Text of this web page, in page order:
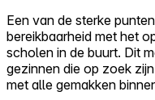
Een van de sterke
bereikbaarheid met het
scholen in de buurt. Dit
gezinnen die op zoek
met alle gemakken